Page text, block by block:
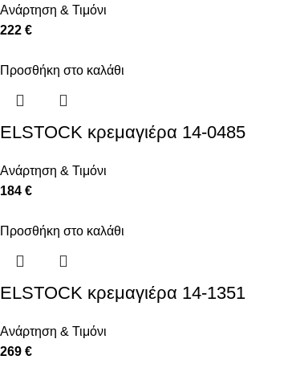
Ανάρτηση & Τιμόνι
222 €
Προσθήκη στο καλάθι
ELSTOCK κρεμαγιέρα 14-0485
Ανάρτηση & Τιμόνι
184 €
Προσθήκη στο καλάθι
ELSTOCK κρεμαγιέρα 14-1351
Ανάρτηση & Τιμόνι
269 €